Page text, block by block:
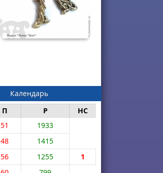
Календарь
П Р
НС
51
1933
48
1415
56 1255
1